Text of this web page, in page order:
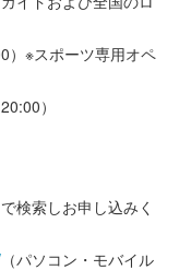
）※スポーツ専用オペ
）
検索しお申し込みく
（パソコン・モバイル